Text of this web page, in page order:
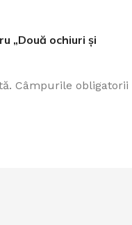
„Două ochiuri și
Câmpurile obligatorii